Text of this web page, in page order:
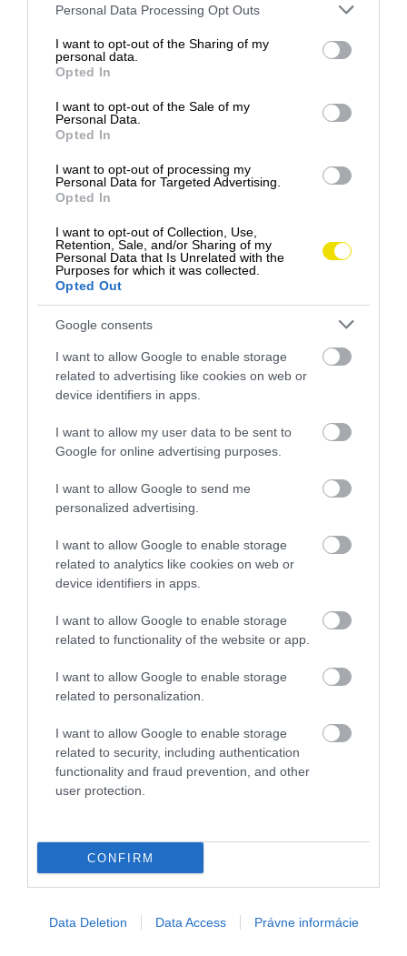
Please note that this website/app uses one or more Google
not limited to your visit or usage behaviour. You may click to
grant or deny consent to Google and its third-party tags to
use your data for below specified purposes in below Google
consent section.
Personal Data Processing Opt Outs
I want to opt-out of the Sharing of my
personal data.
Opted In
I want to opt-out of the Sale of my
Personal Data.
Opted In
I want to opt-out of processing my
Personal Data for Targeted Advertising.
Opted In
I want to opt-out of Collection, Use,
Retention, Sale, and/or Sharing of my
Personal Data that Is Unrelated with the
Purposes for which it was collected.
Opted Out
Google consents
I want to allow Google to enable storage
related to advertising like cookies on web or
device identifiers in apps.
I want to allow my user data to be sent to
Google for online advertising purposes.
I want to allow Google to send me
personalized advertising.
I want to allow Google to enable storage
related to analytics like cookies on web or
device identifiers in apps.
I want to allow Google to enable storage
related to functionality of the website or app.
I want to allow Google to enable storage
related to personalization.
I want to allow Google to enable storage
related to security, including authentication
functionality and fraud prevention, and other
user protection.
CONFIRM
Data Deletion Data Access Právne informácie
Brzdové platničky by mali vždy mať aspoň 2-3 mm,
aj tie na vnútornej strane kolesa. Ich minimálna
dokáže odjazdiť aj 150 000 kilometrov.
Brzdové kotúče vydržia sto- až tristotisíc km. Keď
kotúč stratí hrúbku, môže nastať situácia, že sa
brzdením zohreje, prejdením po mláke či mokrom
V neposlednom rade je tubrzdová kvapalina.
Meniť by sme ju mali tak, ako určuje výrobca, ale
minimálne raz za dva roky alebo po prejdení 60 000
km. V starej brzdovej kvapaline a v nepoužívanom
brzdenia.
ŠKRÍPANIE, VIBRÁCIE, ODPOR
Zobraziť tento príspevok na Instagrame